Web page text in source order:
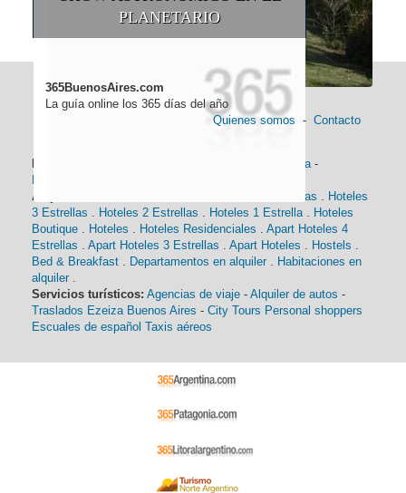
PLANETARIO
365BuenosAires.com
La guía online los 365 días del año
Quienes somos - Contacto
Historia-
Alojamiento:
Hoteles 4 Estrellas . Hoteles
3 Estrellas . Hoteles 2 Estrellas . Hoteles 1 Estrella. Hoteles
Boutique . Hoteles . Hoteles Residenciales . Apart Hoteles 4
Estrellas . Apart Hoteles 3 Estrellas . Apart Hoteles . Hostels .
Bed & Breakfast . Departamentos en alquiler . Habitaciones en
alquiler .
Servicios turísticos: Agencias de viaje - Alquiler de autos -
Traslados Ezeiza Buenos Aires - City Tours Personal shoppers
Escuales de español Taxis aéreos